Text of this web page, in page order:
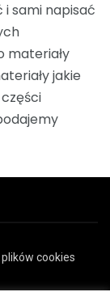
sami napisać
materiały
jakie
cookies